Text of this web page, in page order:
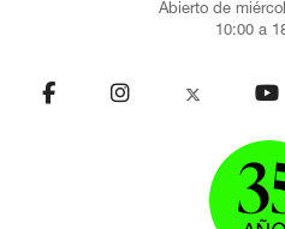
Abierto de
10:00 a